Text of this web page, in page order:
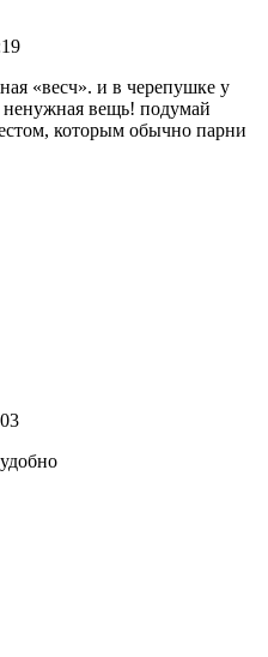
«весч». и в черепушке у
ненужная вещь! подумай
которым обычно парни